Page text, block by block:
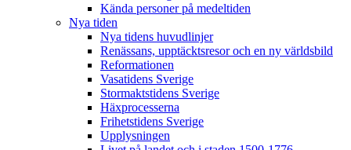
Kända personer på medeltiden
Nya tiden
Nya tidens huvudlinjer
Renässans, upptäcktsresor och en ny världsbild
Reformationen
Vasatidens Sverige
Stormaktstidens Sverige
Häxprocesserna
Frihetstidens Sverige
Upplysningen